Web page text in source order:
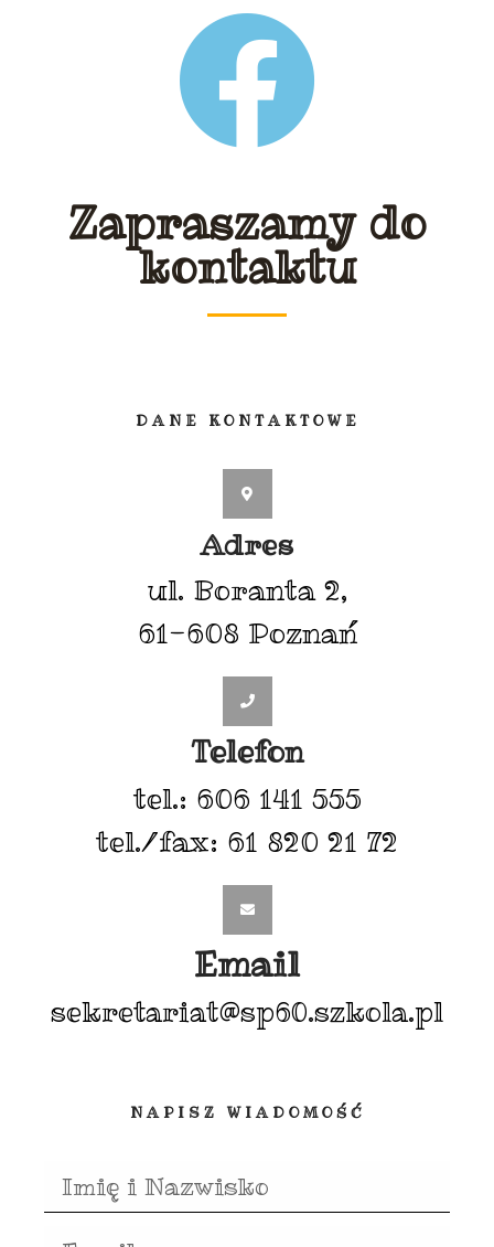
Zapraszamy do
kontaktu
DANE KONTAKTOWE
Adres
ul. Boranta 2,
61-608 Poznań
Telefon
tel.: 606 141 555
tel./fax: 61 820 21 72
Email
sekretariat@sp60.szkola.pl
NAPISZ WIADOMOŚĆ